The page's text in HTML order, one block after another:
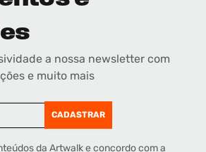
a nossa newsletter com
e muito mais
CADASTRAR
da Artwalk e concordo com a